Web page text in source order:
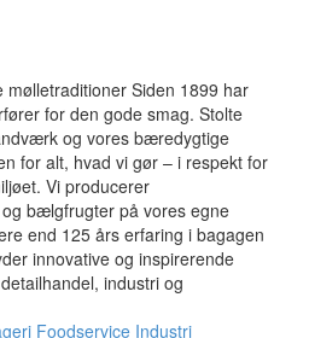
Siden 1899 har
for den gode smag. Stolte
og vores bæredygtige
for alt, hvad vi gør – i respekt for
Vi producerer
bælgfrugter på vores egne
end 125 års erfaring i bagagen
innovative og inspirerende
industri og
Foodservice Industri